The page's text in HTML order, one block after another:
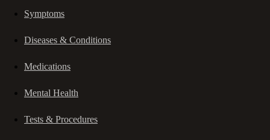
Symptoms
Diseases & Conditions
Medications
Mental Health
Tests & Procedures